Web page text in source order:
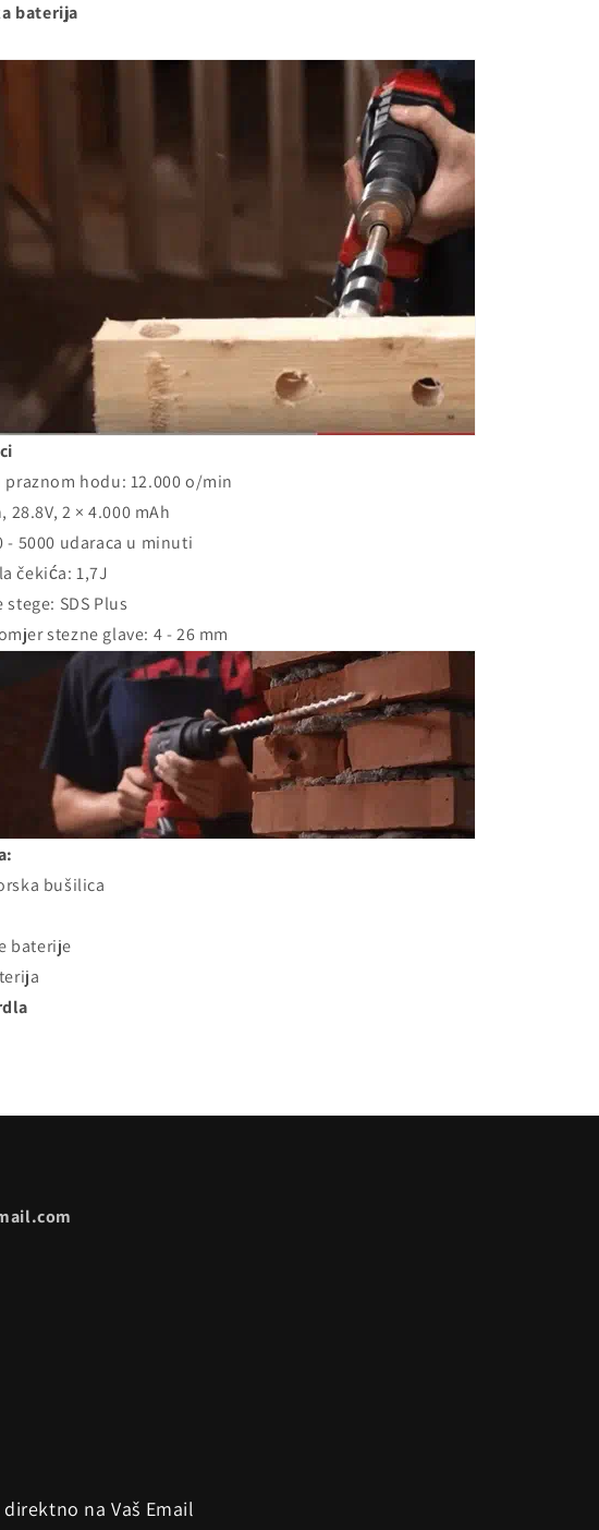
baterija
hodu: 12.000 o/min
2 × 4.000 mAh
- 5000 udaraca u minuti
čekića: 1,7J
SDS Plus
stezne glave: 4 - 26 mm
bušilica
baterije
na Vaš Email